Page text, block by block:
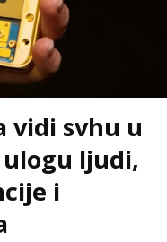
vidi svhu u
ljudi,
i